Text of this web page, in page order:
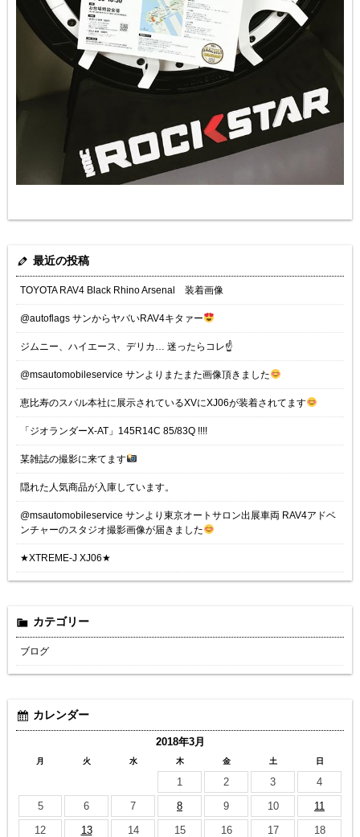
最近の投稿
TOYOTA RAV4 Black Rhino Arsenal 装着画像
@autoflags サンからヤバいRAV4キタァー
ジムニー、ハイエース、デリカ… 迷ったらコレ☝️
@msautomobileservice サンよりまたまた画像頂きました
恵比寿のスバル本社に展示されているXVにXJ06が装着されてます
「ジオランダーX-AT」145R14C 85/83Q !!!!
某雑誌の撮影に来てます
隠れた人気商品が入庫しています。
@msautomobileservice サンより東京オートサロン出展車両 RAV4アドベ
ンチャーのスタジオ撮影画像が届きました
★XTREME-J XJ06★
カテゴリー
ブログ
カレンダー
2018年3月
月 火 水 木 金 土 日
1 2 3
4
5
6 7 8 9 10
11
12
13 14 15 16 17
18